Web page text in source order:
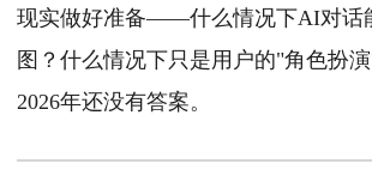
现实做好准备——什么情况下AI对话
图？什么情况下只是用户的"角色扮
2026年还没有答案。